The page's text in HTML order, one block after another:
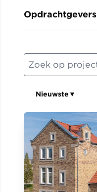
Opdrachtgevers
Nieuwste ▼